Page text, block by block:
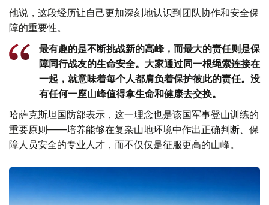
他说，这段经历让自己更加深刻地认识到团队协作和安全保
障的重要性。
最有趣的是不断挑战新的高峰，而最大的责任则是保
障同行战友的生命安全。大家通过同一根绳索连接在
一起，就意味着每个人都肩负着保护彼此的责任。没
有任何一座山峰值得拿生命和健康去交换。
哈萨克斯坦国防部表示，这一理念也是该国军事登山训练的
重要原则——培养能够在复杂山地环境中作出正确判断、保
障人员安全的专业人才，而不仅仅是征服更高的山峰。